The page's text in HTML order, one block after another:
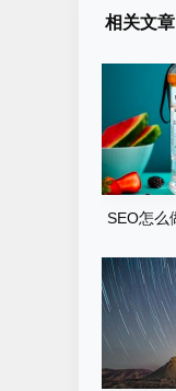
相关文章
SEO怎么